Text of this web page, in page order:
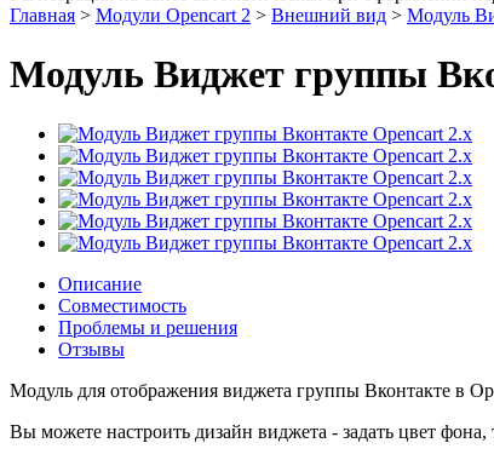
Главная > Модули Opencart 2 > Внешний вид > Модуль
Модуль Виджет группы
Описание
Совместимость
Проблемы и решения
Отзывы
Модуль для отображения виджета группы Вконтакте в
Вы можете настроить дизайн виджета - задать цвет